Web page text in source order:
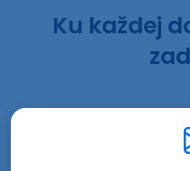
Ku každej